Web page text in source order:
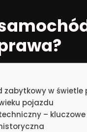
w świetle
pojazdu
–